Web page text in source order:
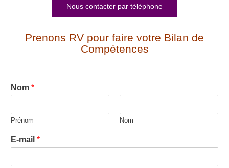
Nous contacter par téléphone
Prenons RV pour faire votre Bilan de
Compétences
Nom *
Prénom Nom
E-mail *